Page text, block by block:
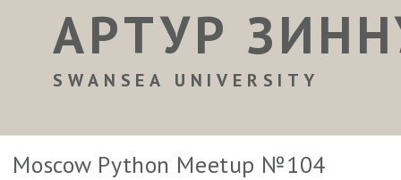
АРТУР
SWANSEA UNIVERSITY
Moscow Python Meetup №104